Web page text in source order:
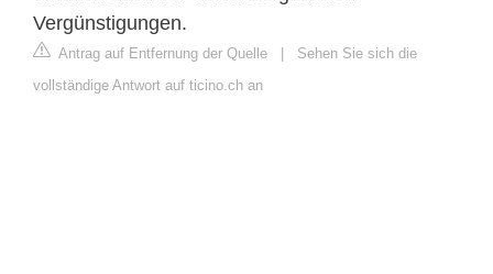
Vergünstigungen.
Antrag auf Entfernung der Quelle
Sehen Sie sich die
vollständige Antwort auf ticino.ch an